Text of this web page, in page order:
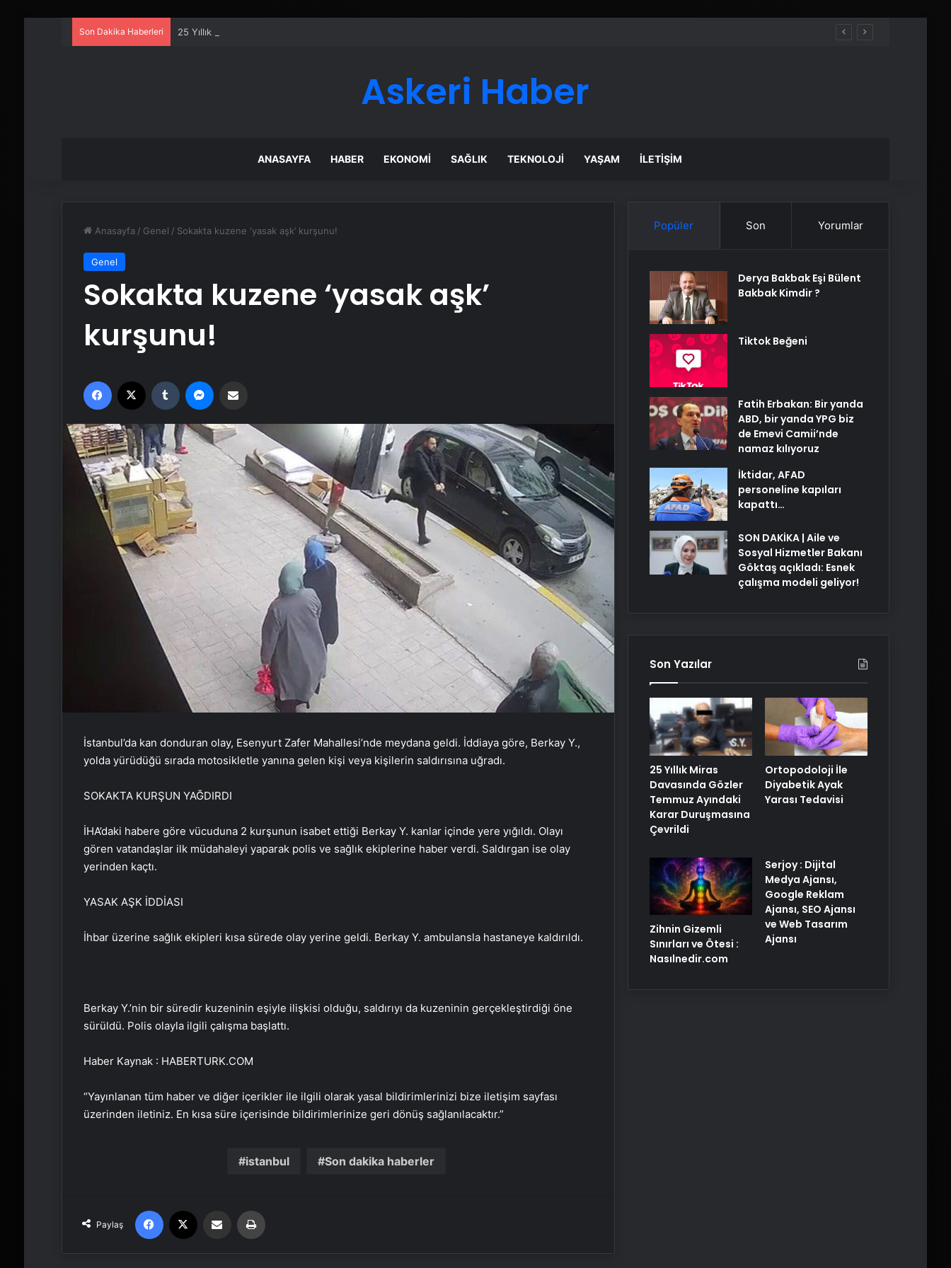
Son Dakika Haberleri 25 Yıllık Miras Davasında Gözler Temmuz Ayındaki Karar Duruşmasına Çevrildi
Askeri Haber
ANASAYFA HABER EKONOMI SAĞLIK TEKNOLOJI YAŞAM İLETIŞIM
Anasayfa / Genel / Sokakta kuzene ‘yasak aşk’ kurşunu!
Genel
Sokakta kuzene ‘yasak aşk’
kurşunu!
Facebook Tumblr
İstanbul’da kan donduran olay, Esenyurt Zafer Mahallesi’nde meydana geldi. İddiaya göre, Berkay Y.,
yolda yürüdüğü sırada motosikletle yanına gelen kişi veya kişilerin saldırısına uğradı.
SOKAKTA KURŞUN YAĞDIRDI
İHA’daki habere göre vücuduna 2 kurşunun isabet ettiği Berkay Y. kanlar içinde yere yığıldı. Olayı
gören vatandaşlar ilk müdahaleyi yaparak polis ve sağlık ekiplerine haber verdi. Saldırgan ise olay
yerinden kaçtı.
YASAK AŞK İDDİASI
İhbar üzerine sağlık ekipleri kısa sürede olay yerine geldi. Berkay Y. ambulansla hastaneye kaldırıldı.
Berkay Y.’nin bir süredir kuzeninin eşiyle ilişkisi olduğu, saldırıyı da kuzeninin gerçekleştirdiği öne
sürüldü. Polis olayla ilgili çalışma başlattı.
Haber Kaynak : HABERTURK.COM
“Yayınlanan tüm haber ve diğer içerikler ile ilgili olarak yasal bildirimlerinizi bize iletişim sayfası
üzerinden iletiniz. En kısa süre içerisinde bildirimlerinize geri dönüş sağlanılacaktır.”
istanbul Son dakika haberler
Paylaş
Facebook Email'den paylaş
Dijital Taşımacılık Yazılımı
Sigorta Çözümleri
Yoncalı termal oteller
İzmir transfer
Popüler Son Yorumlar
Derya Bakbak Eşi Bülent
Bakbak Kimdir ?
Tiktok Beğeni
Fatih Erbakan: Bir yanda
ABD, bir yanda YPG biz
de Emevi Camii’nde
namaz kılıyoruz
İktidar, AFAD
personeline kapıları
kapattı…
SON DAKİKA | Aile ve
Sosyal Hizmetler Bakanı
Göktaş açıkladı: Esnek
çalışma modeli geliyor!
Son Yazılar
25 Yıllık Miras
Davasında Gözler
Temmuz Ayındaki
Karar Duruşmasına
Çevrildi
Ortopodoloji İle
Diyabetik Ayak
Yarası Tedavisi
Zihnin Gizemli
Sınırları ve Ötesi :
Nasılnedir.com
Serjoy : Dijital
Medya Ajansı,
Google Reklam
Ajansı, SEO Ajansı
ve Web Tasarım
Ajansı